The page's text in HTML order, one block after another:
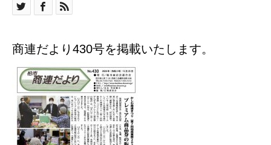
商連だより430号を掲載いたします。